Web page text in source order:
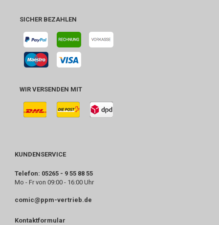
SICHER BEZAHLEN
WIR VERSENDEN MIT
KUNDENSERVICE
Telefon: 05265 - 9 55 88 55
Mo - Fr von 09:00 - 16:00 Uhr
comic@ppm-vertrieb.de
Kontaktformular